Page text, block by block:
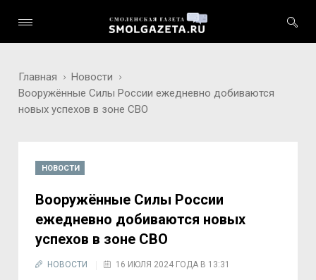
Главная
Новости
Вооружённые Силы России ежедневно добиваются
новых успехов в зоне СВО
НОВОСТИ
Вооружённые Силы России
ежедневно добиваются новых
успехов в зоне СВО
НОВОСТИ 16 ИЮЛЯ 2024 ГОДА В 13:31